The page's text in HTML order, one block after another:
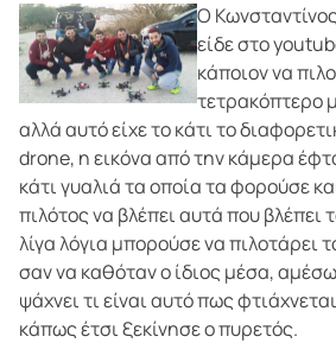
Ο
είδε στο
κάποιον να
τετρακόπτερο
αλλά αυτό είχε το κάτι το
drone, η εικόνα από την κάμερα
κάτι γυαλιά τα οποία τα φορούσε
πιλότος να βλέπει αυτά που βλέπει
λίγα λόγια μπορούσε να πιλοτάρει
σαν να καθόταν ο ίδιος μέσα,
ψάχνει τι είναι αυτό πως
κάπως έτσι ξεκίνησε ο πυρετός.